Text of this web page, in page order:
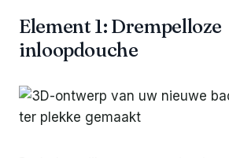
Element 1: Drempelloze
inloopdouche